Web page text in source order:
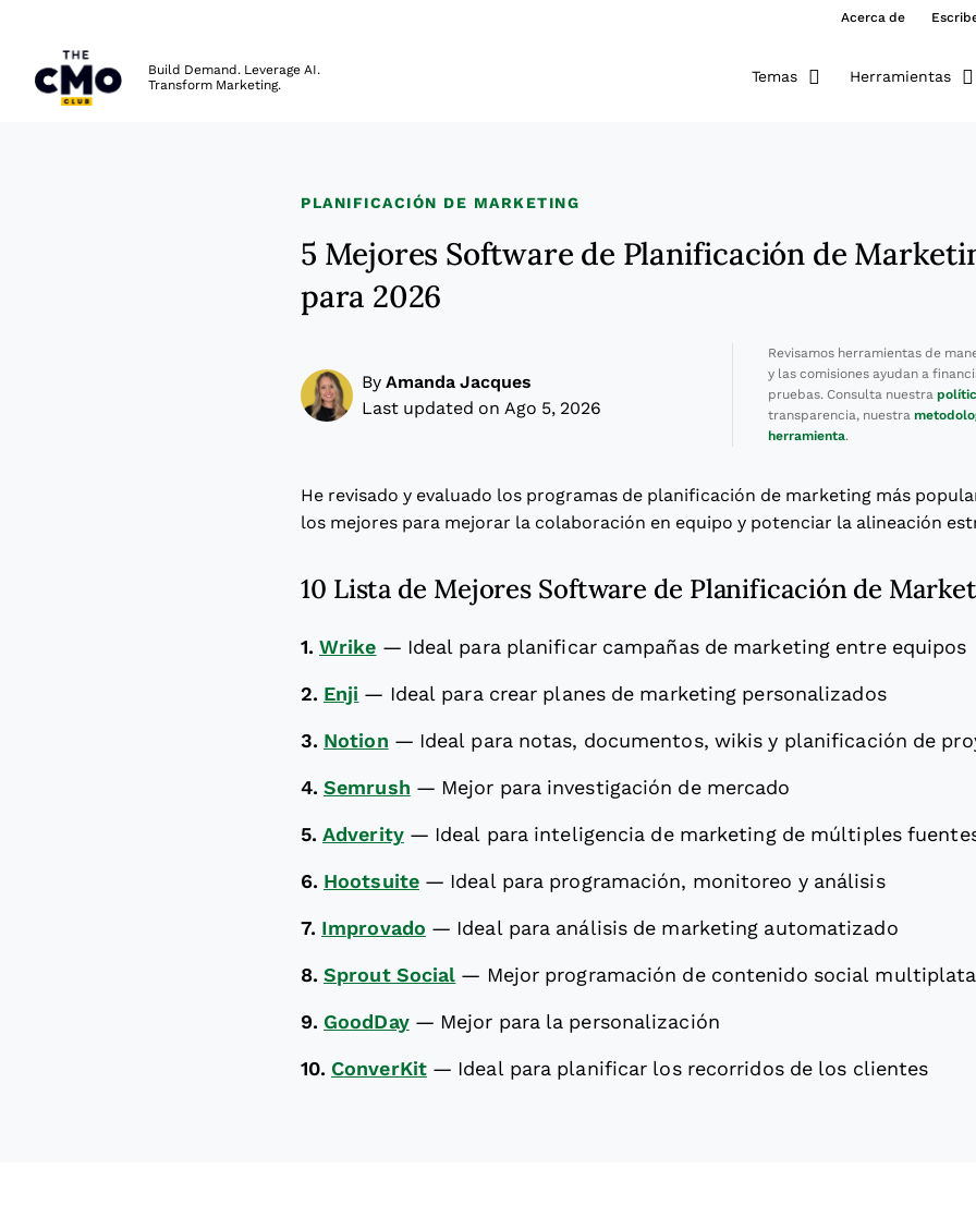
Acerca de
Build Demand. Leverage AI.
Transform Marketing.
Temas Herramientas
PLANIFICACIÓN DE MARKETING
5 Mejores Software de Planificación de
para 2026
By Amanda Jacques
Last updated on Ago 5, 2026
Revisamos herramientas de
y las comisiones ayudan a
pruebas. Consulta nuestra
transparencia, nuestra
herramienta.
He revisado y evaluado los programas de planificación de marketing más
los mejores para mejorar la colaboración en equipo y potenciar la alineación
10 Lista de Mejores Software de Planificación de
1. Wrike — Ideal para planificar campañas de marketing entre equipos
2. Enji — Ideal para crear planes de marketing personalizados
3. Notion — Ideal para notas, documentos, wikis y planificación de
4. Semrush — Mejor para investigación de mercado
5. Adverity — Ideal para inteligencia de marketing de múltiples
6. Hootsuite — Ideal para programación, monitoreo y análisis
7. Improvado — Ideal para análisis de marketing automatizado
8. Sprout Social — Mejor programación de contenido social
9. GoodDay — Mejor para la personalización
10. ConverKit — Ideal para planificar los recorridos de los clientes